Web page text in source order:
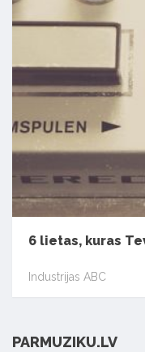
6 lietas, kuras
Industrijas ABC
PARMUZIKU.LV